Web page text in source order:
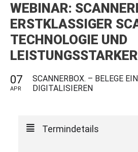
WEBINAR:
ERSTKLASSIGER
TECHNOLOGIE UND
07
APR
SCANNERBOX. – BELEGE
DIGITALISIEREN
Termindetails